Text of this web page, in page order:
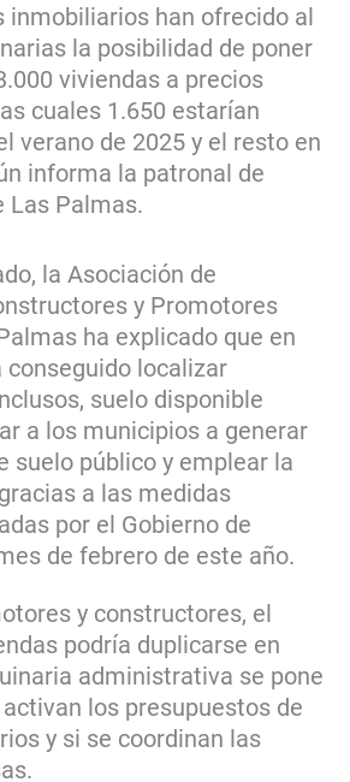
inmobiliarios han ofrecido al
la posibilidad de poner
viviendas a precios
cuales 1.650 estarían
verano de 2025 y el resto en
informa la patronal de
Las Palmas.
la Asociación de
y Promotores
ha explicado que en
conseguido localizar
suelo disponible
a los municipios a generar
suelo público y emplear la
a las medidas
por el Gobierno de
de febrero de este año.
y constructores, el
podría duplicarse en
administrativa se pone
los presupuestos de
y si se coordinan las